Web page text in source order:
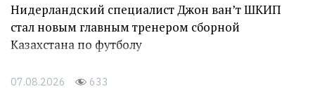
Нидерландский специалист Джон ван’т ШКИП
стал новым главным тренером сборной
Казахстана по футболу
07.08.2026 633